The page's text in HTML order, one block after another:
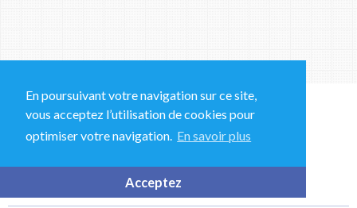
En poursuivant votre navigation sur ce site,
vous acceptez l’utilisation de cookies pour
optimiser votre navigation. En savoir plus
Acceptez
+33 (0)1 43 78 15 94
37 Rue Hélène Muller, 94320 Thiais, France
BQFrance-contact@ecolab.com